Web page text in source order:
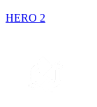
HERO 2